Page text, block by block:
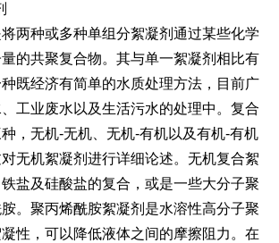
两种或多种单组分絮凝剂通过某些化学
的共聚复合物。其与单一絮凝剂相比有
既经济有简单的水质处理方法，目前广
工业废水以及生活污水的处理中。复合
，无机-无机、无机-有机以及有机-有机
无机絮凝剂进行详细论述。无机复合絮
盐及硅酸盐的复合，或是一些大分子聚
。聚丙烯酰胺絮凝剂是水溶性高分子聚
性，可以降低液体之间的摩擦阻力。在